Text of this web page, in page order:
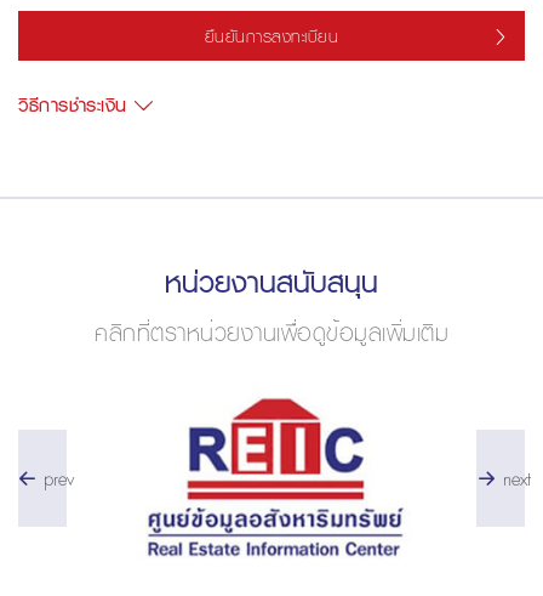
ยืนยันการลงทะเบียน
วิธีการชำระเงิน
หน่วยงานสนับสนุน
คลิกที่ตราหน่วยงานเพื่อดูข้อมูลเพิ่มเติม
prev next